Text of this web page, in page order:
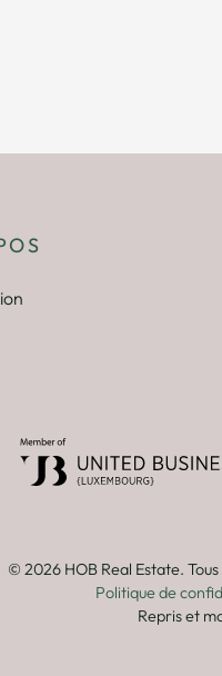
© 2026 HOB Real Estate.
Politique de
Repris et